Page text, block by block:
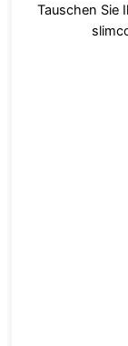
Tauschen Sie